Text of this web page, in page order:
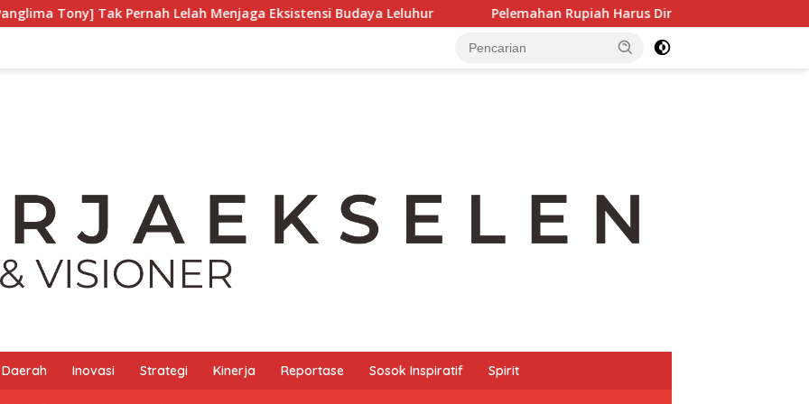
Lelah Menjaga Eksistensi Budaya Leluhur Pelemahan Rupiah Harus Direspon dengan Penguatan Sektor Produktif
Daerah Inovasi Strategi Kinerja Reportase Sosok Inspiratif Spirit